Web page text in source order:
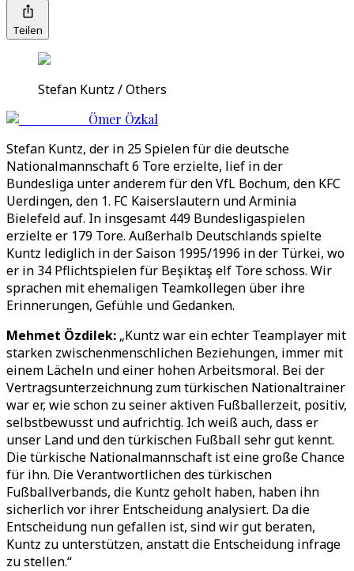
Teilen
Stefan Kuntz / Others
Ömer Özkal
Stefan Kuntz, der in 25 Spielen für die deutsche
Nationalmannschaft 6 Tore erzielte, lief in der
Bundesliga unter anderem für den VfL Bochum, den KFC
Uerdingen, den 1. FC Kaiserslautern und Arminia
Bielefeld auf. In insgesamt 449 Bundesligaspielen
erzielte er 179 Tore. Außerhalb Deutschlands spielte
Kuntz lediglich in der Saison 1995/1996 in der Türkei, wo
er in 34 Pflichtspielen für Beşiktaş elf Tore schoss. Wir
sprachen mit ehemaligen Teamkollegen über ihre
Erinnerungen, Gefühle und Gedanken.
Mehmet Özdilek: „Kuntz war ein echter Teamplayer mit
starken zwischenmenschlichen Beziehungen, immer mit
einem Lächeln und einer hohen Arbeitsmoral. Bei der
Vertragsunterzeichnung zum türkischen Nationaltrainer
war er, wie schon zu seiner aktiven Fußballerzeit, positiv,
selbstbewusst und aufrichtig. Ich weiß auch, dass er
unser Land und den türkischen Fußball sehr gut kennt.
Die türkische Nationalmannschaft ist eine große Chance
für ihn. Die Verantwortlichen des türkischen
Fußballverbands, die Kuntz geholt haben, haben ihn
sicherlich vor ihrer Entscheidung analysiert. Da die
Entscheidung nun gefallen ist, sind wir gut beraten,
Kuntz zu unterstützen, anstatt die Entscheidung infrage
zu stellen.“